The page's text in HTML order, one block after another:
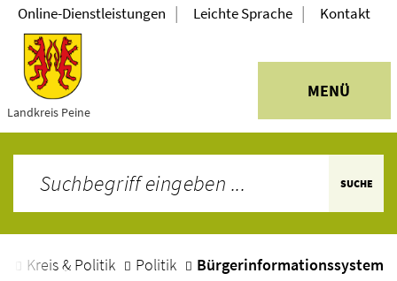
Landkreis Peine
MENÜ
Online-Dienstleistungen | Leichte Sprache | Kontakt
SUCHE
Kreis & Politik Politik Bürgerinformationssystem